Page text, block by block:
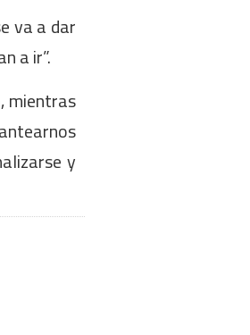
va a dar
a ir”.
mientras
y